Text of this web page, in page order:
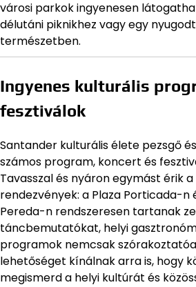
városi parkok ingyenesen
délutáni piknikhez vagy egy
természetben.
Ingyenes kulturális
fesztiválok
Santander kulturális élete pezsgő
számos program, koncert és
Tavasszal és nyáron egymást érik
rendezvények: a Plaza Porticada-n
Pereda-n rendszeresen tartanak
táncbemutatókat, helyi
programok nemcsak
lehetőséget kínálnak arra is, hogy
megismerd a helyi kultúrát és